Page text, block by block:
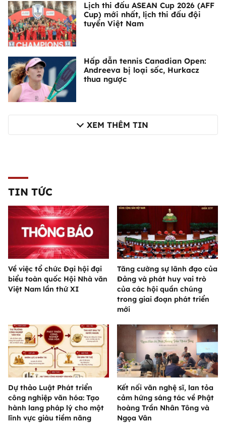
Lịch thi đấu ASEAN Cup 2026 (AFF
Cup) mới nhất, lịch thi đấu đội
tuyển Việt Nam
Hấp dẫn tennis Canadian Open:
Andreeva bị loại sốc, Hurkacz
thua ngược
XEM THÊM TIN
TIN TỨC
Về việc tổ chức Đại hội đại
biểu toàn quốc Hội Nhà văn
Việt Nam lần thứ XI
Tăng cường sự lãnh đạo của
Đảng và phát huy vai trò
của các hội quần chúng
trong giai đoạn phát triển
mới
Dự thảo Luật Phát triển
công nghiệp văn hóa: Tạo
hành lang pháp lý cho một
lĩnh vực giàu tiềm năng
Kết nối văn nghệ sĩ, lan tỏa
cảm hứng sáng tác về Phật
hoàng Trần Nhân Tông và
Ngọa Vân